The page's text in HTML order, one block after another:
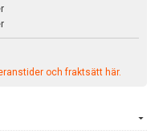
och fraktsätt här.